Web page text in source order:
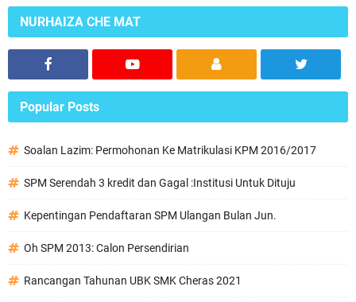
NURHAIZA CHE MAT
Popular Posts
Soalan Lazim: Permohonan Ke Matrikulasi KPM 2016/2017
SPM Serendah 3 kredit dan Gagal :Institusi Untuk Dituju
Kepentingan Pendaftaran SPM Ulangan Bulan Jun.
Oh SPM 2013: Calon Persendirian
Rancangan Tahunan UBK SMK Cheras 2021